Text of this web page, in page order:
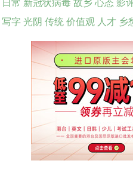
写字光阴传统价值观人才乡